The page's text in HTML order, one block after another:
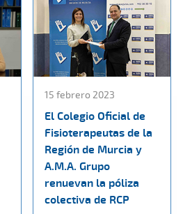
15 febrero 2023
El Colegio Oficial de
Fisioterapeutas de la
Región de Murcia y
A.M.A. Grupo
renuevan la póliza
colectiva de RCP